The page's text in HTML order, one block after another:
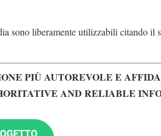
sono liberamente utilizzabili citando il
PIÙ AUTOREVOLE E
AND RELIABLE